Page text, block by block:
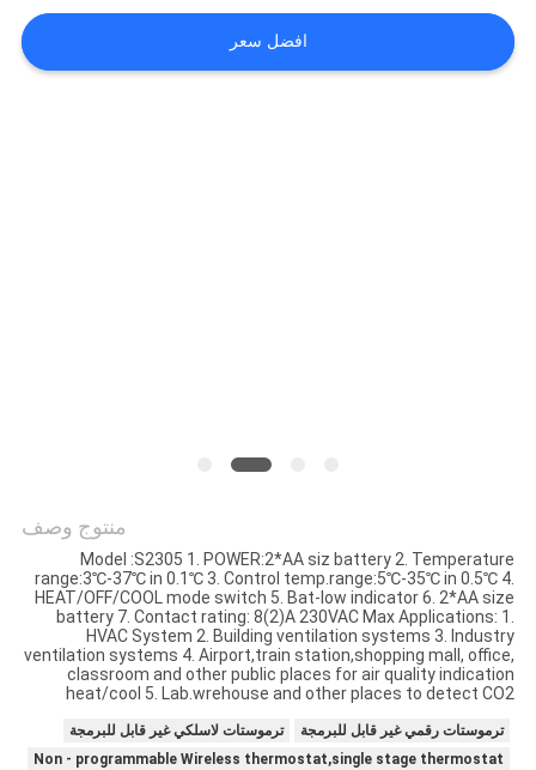
اتصل
افضل سعر
منتوج وصف
Model :S2305 1. POWER:2*AA siz battery 2. Temperature
range:3℃-37℃ in 0.1℃ 3. Control temp.range:5℃-35℃ in 0.5℃ 4.
HEAT/OFF/COOL mode switch 5. Bat-low indicator 6. 2*AA size
battery 7. Contact rating: 8(2)A 230VAC Max Applications: 1.
HVAC System 2. Building ventilation systems 3. Industry
ventilation systems 4. Airport,train station,shopping mall, office,
classroom and other public places for air quality indication
heat/cool 5. Lab.wrehouse and other places to detect CO2
ترموستات رقمي غير قابل للبرمجة
ترموستات لاسلكي غير قابل للبرمجة
Non - programmable Wireless thermostat,single stage thermostat